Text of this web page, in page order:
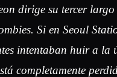
dirige su tercer
Si en Seoul
intentaban huir a la
completamente